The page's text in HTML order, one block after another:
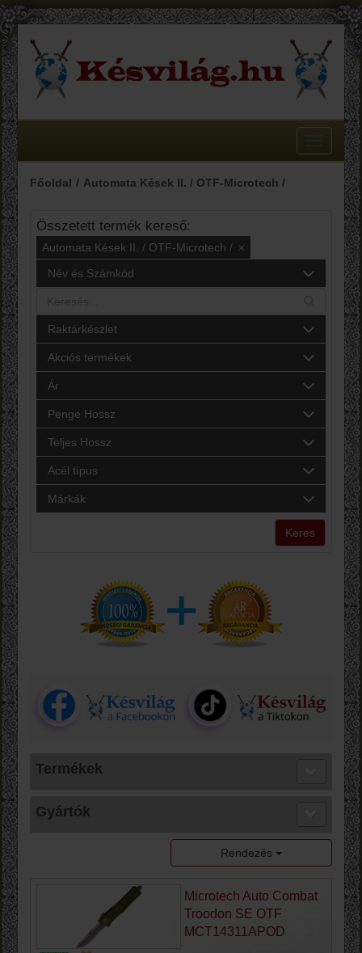
Toggle
Főoldal
Automata Kések II. / OTF-Microtech /
Összetett termék kereső:
Automata Kések II. / OTF-Microtech / ×
Név és Számkód
Raktárkészlet
Akciós termékek
Ár
Penge Hossz
Teljes Hossz
Acél típus
Márkák
Keres
Termékek
Gyártók
Rendezés
Microtech Auto Combat
Troodon SE OTF
MCT14311APOD